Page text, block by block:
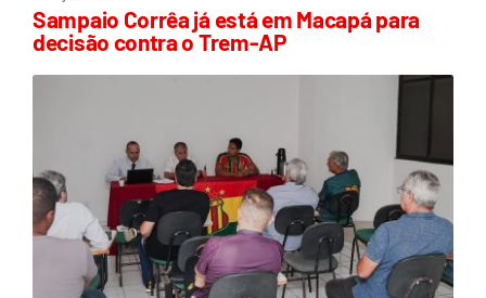
Sampaio Corrêa já está em Macapá para
decisão contra o Trem-AP